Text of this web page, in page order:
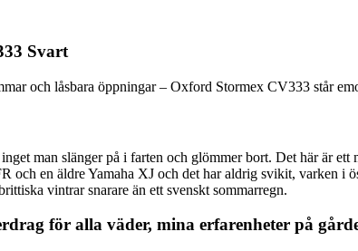
Svart
och låsbara öppningar – Oxford Stormex CV333 står
man slänger på i farten och glömmer bort. Det här är
och en äldre Yamaha XJ och det har aldrig svikit, varken i
vintrar snarare än ett svenskt sommarregn.
för alla väder, mina erfarenheter på